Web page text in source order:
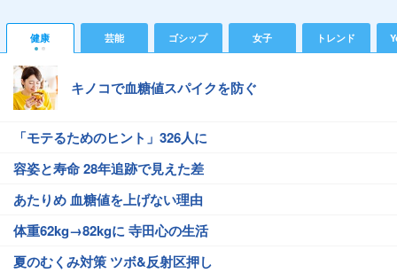
健康 芸能 ゴシップ 女子 トレンド
キノコで血糖値スパイクを防ぐ
「モテるためのヒント」326人に
容姿と寿命 28年追跡で見えた差
あたりめ 血糖値を上げない理由
体重62kg→82kgに 寺田心の生活
夏のむくみ対策 ツボ&反射区押し